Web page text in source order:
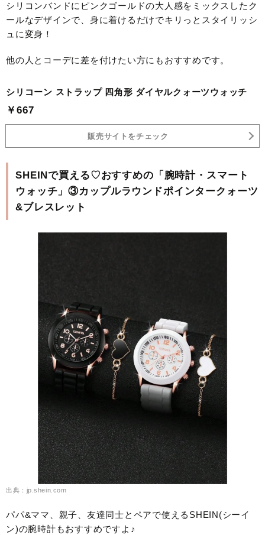
シリコンバンドにピンクゴールドの大人感をミックスしたク
ールなデザインで、身に着けるだけでキリっとスタイリッシ
ュに変身！
他の人とコーデに差を付けたい方にもおすすめです。
シリコーン ストラップ 四角形 ダイヤルクォーツウォッチ
￥667
販売サイトをチェック
SHEINで買える♡おすすめの「腕時計・スマート
ウォッチ」③カップルラウンドポインタークォーツ
&ブレスレット
出典：jp.shein.com
パパ&ママ、親子、友達同士とペアで使えるSHEIN(シーイ
ン)の腕時計もおすすめですよ♪